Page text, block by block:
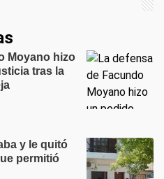
Moyano hizo
tras la
y le quitó
permitió